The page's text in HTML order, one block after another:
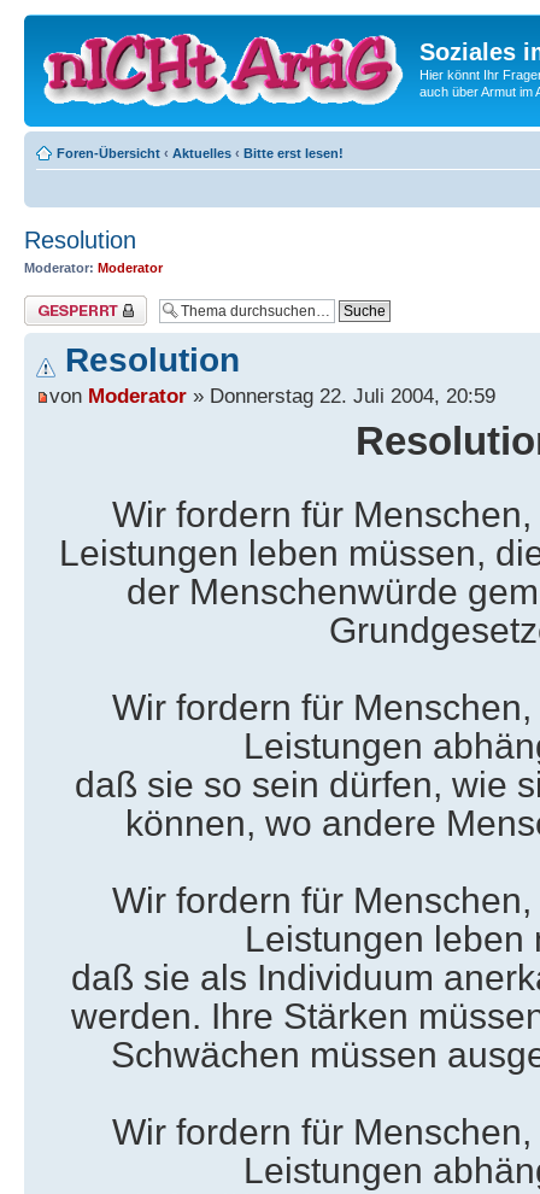
Soziales
Hier könnt Ihr
auch über Armut im
Foren-Übersicht ‹ Aktuelles ‹ Bitte erst lesen!
Resolution
Moderator: Moderator
Thema gesperrt
Resolution
von Moderator » Donnerstag 22. Juli 2004, 20:59
Wir fordern für
Leistungen leben müssen,
der Menschenwürde
Wir fordern für
Leistungen
daß sie so sein dürfen, wie
können, wo andere
Wir fordern für
Leistungen leben
daß sie als Individuum
werden. Ihre Stärken
Schwächen müssen
Wir fordern für
Leistungen